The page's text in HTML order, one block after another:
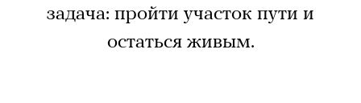
задача: пройти участок пути и
остаться живым.